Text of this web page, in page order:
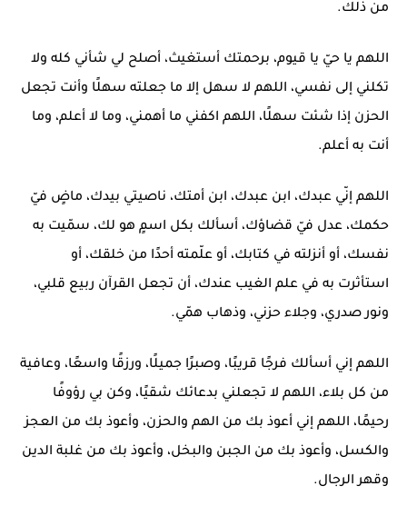
من ذلك.
اللهم يا حيّ يا قيوم، برحمتك أستغيث، أصلح لي شأني كله ولا
تكلني إلى نفسي، اللهم لا سهل إلا ما جعلته سهلًا وأنت تجعل
الحزن إذا شئت سهلًا، اللهم اكفني ما أهمني، وما لا أعلم، وما
أنت به أعلم.
اللهم إنّي عبدك، ابن عبدك، ابن أمتك، ناصيتي بيدك، ماضٍ فيّ
حكمك، عدل فيّ قضاؤك، أسألك بكل اسمٍ هو لك، سمّيت به
نفسك، أو أنزلته في كتابك، أو علّمته أحدًا من خلقك، أو
استأثرت به في علم الغيب عندك، أن تجعل القرآن ربيع قلبي،
ونور صدري، وجلاء حزني، وذهاب همّي.
اللهم إني أسألك فرجًا قريبًا، وصبرًا جميلًا، ورزقًا واسعًا، وعافية
من كل بلاء، اللهم لا تجعلني بدعائك شقيًا، وكن بي رؤوفًا
رحيمًا، اللهم إني أعوذ بك من الهم والحزن، وأعوذ بك من العجز
والكسل، وأعوذ بك من الجبن والبخل، وأعوذ بك من غلبة الدين
وقهر الرجال.